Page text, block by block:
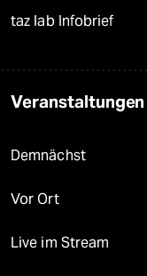
taz lab Infobrief
Veranstaltungen
Demnächst
Vor Ort
Live im Stream